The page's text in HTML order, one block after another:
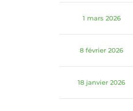
1 mars 2026
8 février 2026
18 janvier 2026